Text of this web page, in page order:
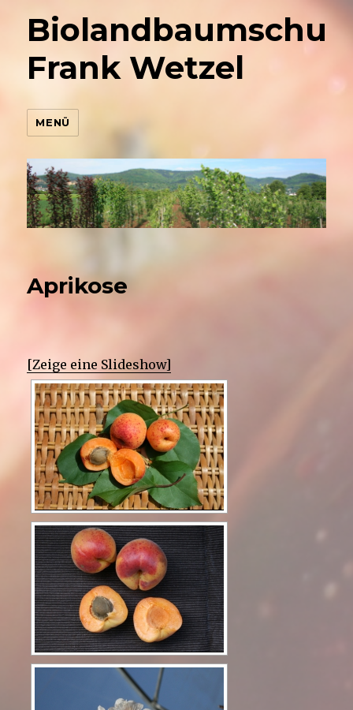
Frank Wetzel
MENÜ
Aprikose
[Zeige eine Slideshow]